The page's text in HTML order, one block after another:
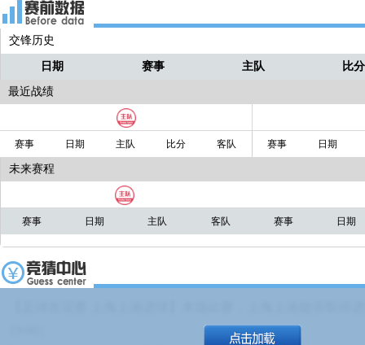
交锋历史
日期 赛事 主队 比分
最近战绩
赛事 日期 主队 比分 客队 赛事 日期
未来赛程
赛事 日期 主队 客队 赛事 日期